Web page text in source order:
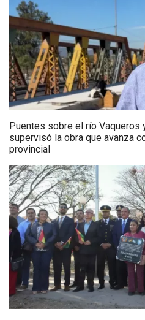
Puentes sobre el río Vaqueros
supervisó la obra que avanza
provincial